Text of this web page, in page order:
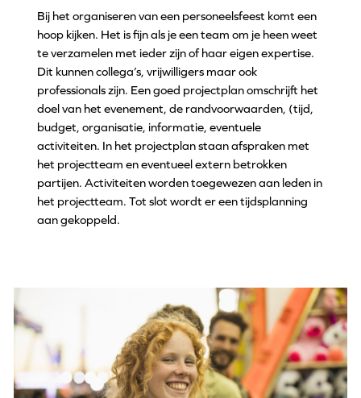
Bij het organiseren van een personeelsfeest komt een
hoop kijken. Het is fijn als je een team om je heen weet
te verzamelen met ieder zijn of haar eigen expertise.
Dit kunnen collega’s, vrijwilligers maar ook
professionals zijn. Een goed projectplan omschrijft het
doel van het evenement, de randvoorwaarden, (tijd,
budget, organisatie, informatie, eventuele
activiteiten. In het projectplan staan afspraken met
het projectteam en eventueel extern betrokken
partijen. Activiteiten worden toegewezen aan leden in
het projectteam. Tot slot wordt er een tijdsplanning
aan gekoppeld.